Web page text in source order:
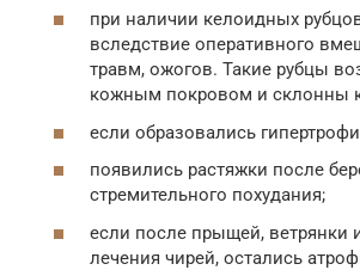
при наличии келоидных
вследствие оперативного
травм, ожогов. Такие рубцы
кожным покровом и склонны
если образовались
появились растяжки после
стремительного похудания;
если после прыщей, ветрянки
лечения чирей, остались